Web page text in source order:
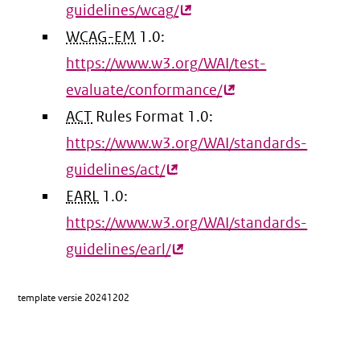
guidelines/wcag/(externe
WCAG-EM 1.0:
https://www.w3.org/WAI/test-
evaluate/conformance/(externe
ACT Rules Format 1.0:
https://www.w3.org/WAI/standards-
guidelines/act/(externe
EARL 1.0:
https://www.w3.org/WAI/standards-
guidelines/earl/(externe
template versie 20241202